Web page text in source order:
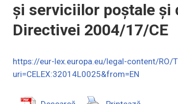
și serviciilor poștale și
Directivei 2004/17/CΕ
https://eur-lex.europa.eu/legal-content/RO/
uri=CELEX:32014L0025&from=EN